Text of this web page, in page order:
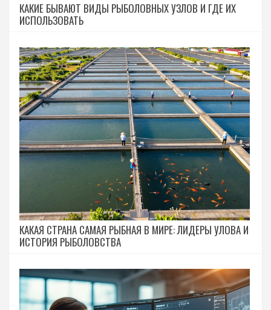
КАКИЕ БЫВАЮТ ВИДЫ РЫБОЛОВНЫХ УЗЛОВ И ГДЕ ИХ
ИСПОЛЬЗОВАТЬ
КАКАЯ СТРАНА САМАЯ РЫБНАЯ В МИРЕ: ЛИДЕРЫ УЛОВА И
ИСТОРИЯ РЫБОЛОВСТВА